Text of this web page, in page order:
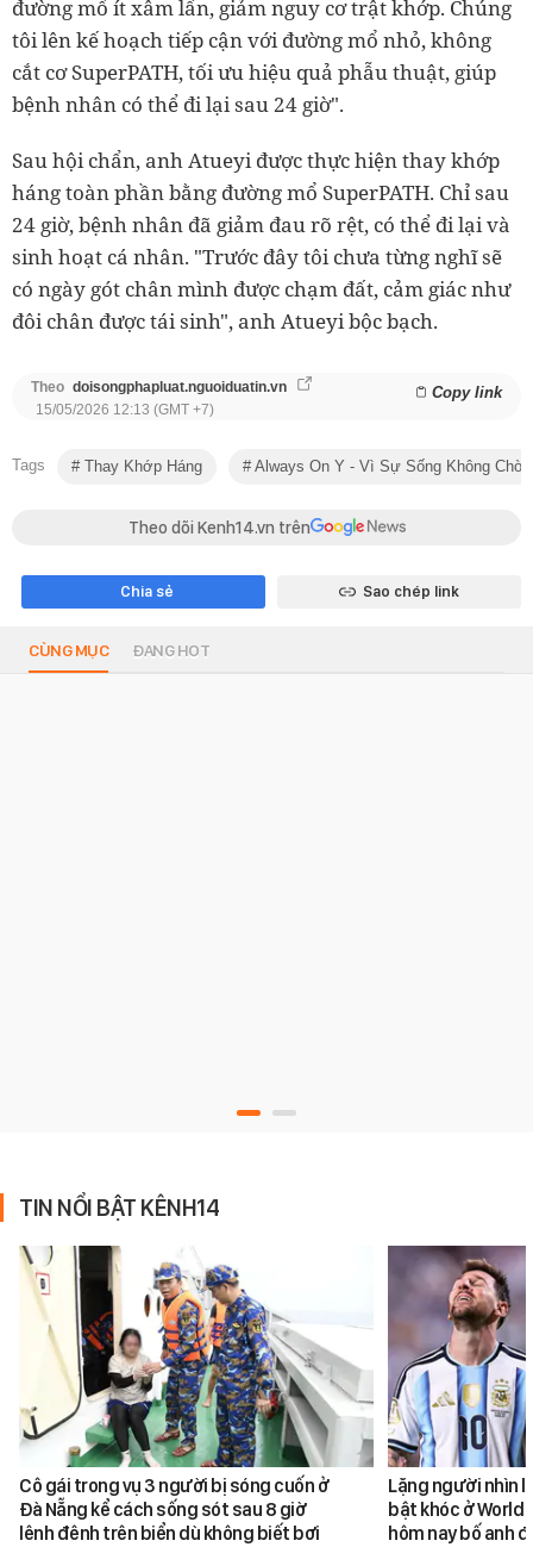
đường mổ ít xâm lấn, giảm nguy cơ trật khớp. Chúng
tôi lên kế hoạch tiếp cận với đường mổ nhỏ, không
cắt cơ SuperPATH, tối ưu hiệu quả phẫu thuật, giúp
bệnh nhân có thể đi lại sau 24 giờ".
Sau hội chẩn, anh Atueyi được thực hiện thay khớp
háng toàn phần bằng đường mổ SuperPATH. Chỉ sau
24 giờ, bệnh nhân đã giảm đau rõ rệt, có thể đi lại và
sinh hoạt cá nhân. "Trước đây tôi chưa từng nghĩ sẽ
có ngày gót chân mình được chạm đất, cảm giác như
đôi chân được tái sinh", anh Atueyi bộc bạch.
Theo doisongphapluat.nguoiduatin.vn Copy link
15/05/2026 12:13 (GMT +7)
Tags Thay Khớp Háng Always On Y - Vì Sự Sống Không Chờ
Theo dõi Kenh14.vn trên
Chia sẻ Sao chép link
CÙNG MỤC ĐANG HOT
TIN NỔI BẬT KÊNH14
Cô gái trong vụ 3 người bị sóng cuốn ở
Đà Nẵng kể cách sống sót sau 8 giờ
lênh đênh trên biển dù không biết bơi
Lặng người nhìn
bật khóc ở World
hôm nay bố anh